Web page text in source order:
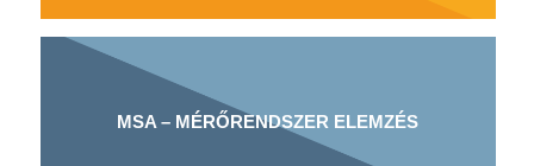
MSA – MÉRŐRENDSZER ELEMZÉS